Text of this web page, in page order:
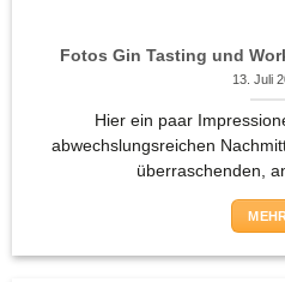
Fotos Gin Tasting und
13. Juli
Hier ein paar
abwechslungsreichen
überraschenden,